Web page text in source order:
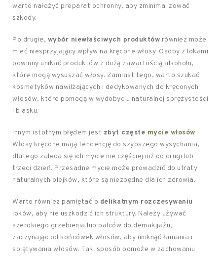
warto nałożyć preparat ochronny, aby zminimalizować
szkody.
Po drugie, wybór niewłaściwych produktów również może
mieć niesprzyjający wpływ na kręcone włosy. Osoby z lokami
powinny unikać produktów z dużą zawartością alkoholu,
które mogą wysuszać włosy. Zamiast tego, warto szukać
kosmetyków nawilżających i dedykowanych do kręconych
włosów, które pomogą w wydobyciu naturalnej sprężystości
i blasku.
Innym istotnym błędem jest zbyt częste mycie włosów.
Włosy kręcone mają tendencję do szybszego wysychania,
dlatego zaleca się ich mycie nie częściej niż co drugi lub
trzeci dzień. Przesadne mycie może prowadzić do utraty
naturalnych olejków, które są niezbędne dla ich zdrowia.
Warto również pamiętać o delikatnym rozczesywaniu
loków, aby nie uszkodzić ich struktury. Należy używać
szerokiego grzebienia lub palców do demakijażu,
zaczynając od końcówek włosów, aby uniknąć łamania i
splątywania włosów. Taki sposób pomoże w zachowaniu